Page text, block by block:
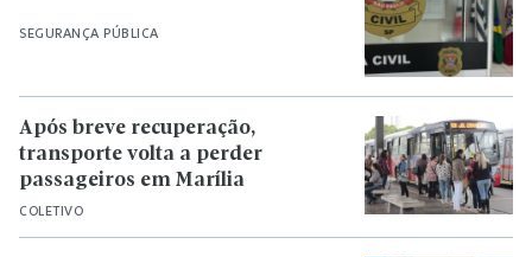
SEGURANÇA PÚBLICA
COLETIVO
Após breve recuperação,
transporte volta a perder
passageiros em Marília